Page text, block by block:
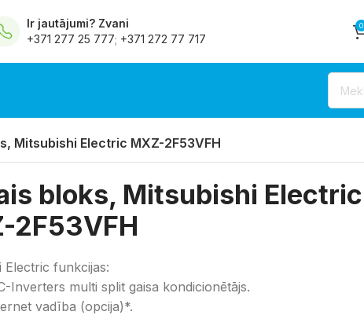
Ir jautājumi? Zvani
+371 277 25 777; +371 272 77 717
0
Mitsubishi Electric MXZ-2F53VFH
bloks, Mitsubishi Electric
2F53VFH
Electric funkcijas:
Inverters multi split gaisa kondicionētājs.
vadība (opcija)*.